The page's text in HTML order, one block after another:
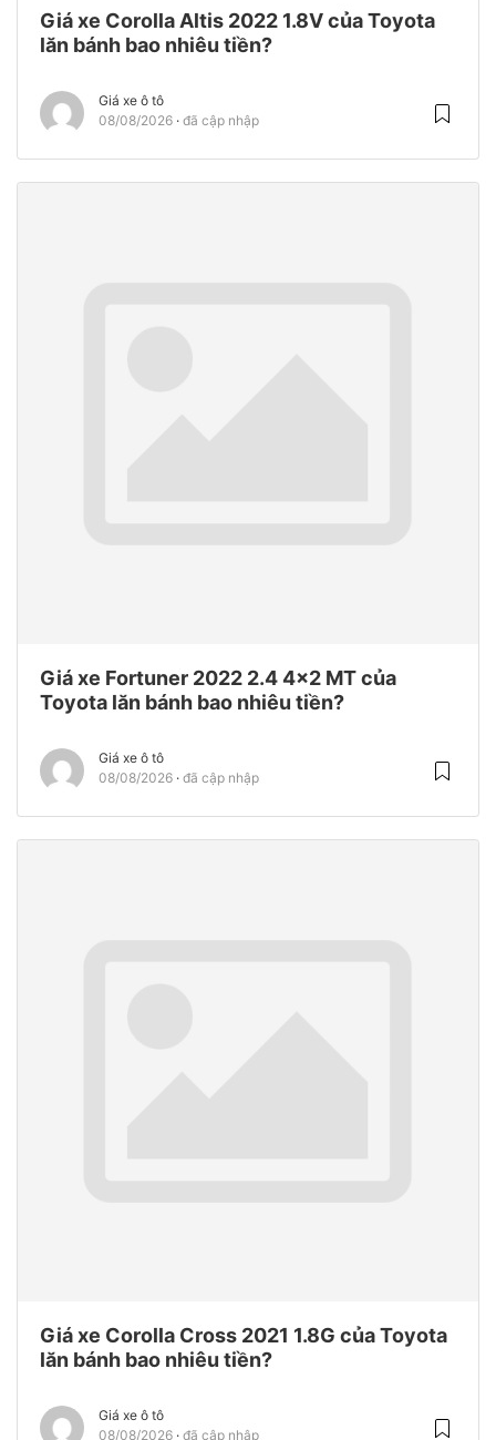
Giá xe Corolla Altis 2022 1.8V của Toyota
lăn bánh bao nhiêu tiền?
Giá xe ô tô
08/08/2026 đã cập nhập
Giá xe Fortuner 2022 2.4 4×2 MT của
Toyota lăn bánh bao nhiêu tiền?
Giá xe ô tô
08/08/2026 đã cập nhập
Giá xe Corolla Cross 2021 1.8G của Toyota
lăn bánh bao nhiêu tiền?
Giá xe ô tô
08/08/2026 đã cập nhập